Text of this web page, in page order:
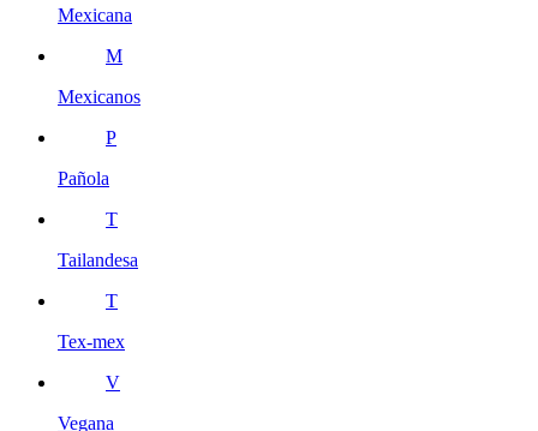
Mexicana
M
Mexicanos
P
Pañola
T
Tailandesa
T
Tex-mex
V
Vegana